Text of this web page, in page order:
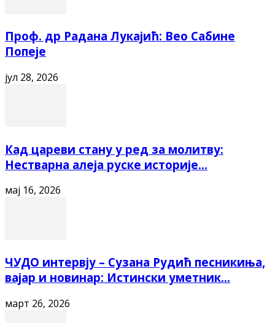
Проф. др Радана Лукајић: Вео Сабине
Попеје
јул 28, 2026
Кад цареви стану у ред за молитву:
Нестварна алеја руске историје...
мај 16, 2026
ЧУДО интервју – Сузана Рудић песникиња,
вајар и новинар: Истински уметник...
март 26, 2026